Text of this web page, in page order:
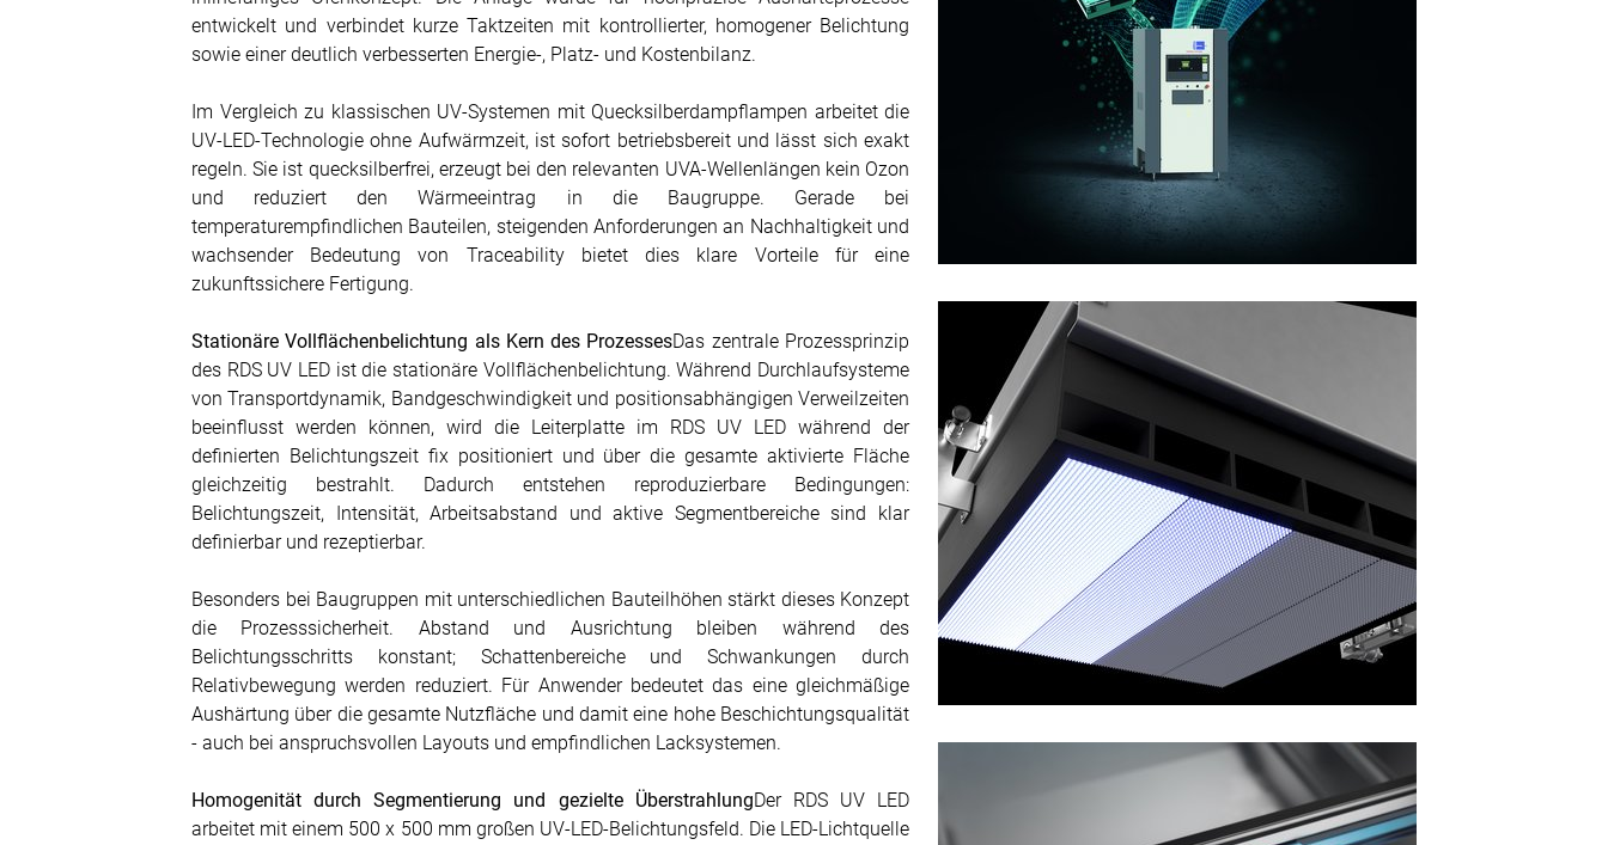
entwickelt und verbindet kurze Taktzeiten mit kontrollierter, homogener Belichtung
sowie einer deutlich verbesserten Energie-, Platz- und Kostenbilanz.
Im Vergleich zu klassischen UV-Systemen mit Quecksilberdampflampen arbeitet die
UV-LED-Technologie ohne Aufwärmzeit, ist sofort betriebsbereit und lässt sich exakt
regeln. Sie ist quecksilberfrei, erzeugt bei den relevanten UVA-Wellenlängen kein Ozon
und reduziert den Wärmeeintrag in die Baugruppe. Gerade bei
temperaturempfindlichen Bauteilen, steigenden Anforderungen an Nachhaltigkeit und
wachsender Bedeutung von Traceability bietet dies klare Vorteile für eine
zukunftssichere Fertigung.
Stationäre Vollflächenbelichtung als Kern des ProzessesDas zentrale Prozessprinzip
des RDS UV LED ist die stationäre Vollflächenbelichtung. Während Durchlaufsysteme
von Transportdynamik, Bandgeschwindigkeit und positionsabhängigen Verweilzeiten
beeinflusst werden können, wird die Leiterplatte im RDS UV LED während der
definierten Belichtungszeit fix positioniert und über die gesamte aktivierte Fläche
gleichzeitig bestrahlt. Dadurch entstehen reproduzierbare Bedingungen:
Belichtungszeit, Intensität, Arbeitsabstand und aktive Segmentbereiche sind klar
definierbar und rezeptierbar.
Besonders bei Baugruppen mit unterschiedlichen Bauteilhöhen stärkt dieses Konzept
die Prozesssicherheit. Abstand und Ausrichtung bleiben während des
Belichtungsschritts konstant; Schattenbereiche und Schwankungen durch
Relativbewegung werden reduziert. Für Anwender bedeutet das eine gleichmäßige
Aushärtung über die gesamte Nutzfläche und damit eine hohe Beschichtungsqualität
- auch bei anspruchsvollen Layouts und empfindlichen Lacksystemen.
Homogenität durch Segmentierung und gezielte ÜberstrahlungDer RDS UV LED
arbeitet mit einem 500 x 500 mm großen UV-LED-Belichtungsfeld. Die LED-Lichtquelle